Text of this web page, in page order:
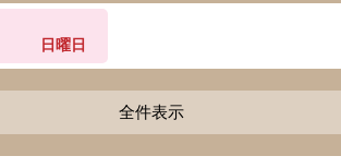
日曜日
全件表示